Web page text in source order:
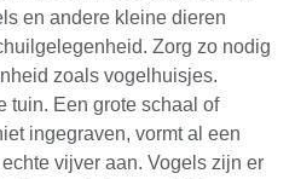
en andere kleine dieren
Zorg zo nodig
zoals vogelhuisjes.
tuin. Een grote schaal of
ingegraven, vormt al een
vijver aan. Vogels zijn er